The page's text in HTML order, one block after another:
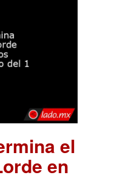
el
en